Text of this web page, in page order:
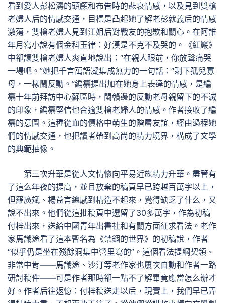
看到愛人彭松濤的頭顱和布告時的悲哀情感，以及見到雙槍
老婦人后的情感交通，目標是凸起她了解老彭就義后的情感
激蕩，雙槍老婦人見到江姐后對戰友的抱歉和關心。在阿誰
年月寫小說有個金科玉律：好漢是不克不及哭的。《紅巖》
中卻讓雙槍老婦人爽直地說出：“在親人眼前，你放聲痛哭
一場吧。”她把千言萬語凝集成無力的一句話：“剩下孤兒寡
母，一樣鬧反動。”編纂提出加在她身上表達的情感，是編
纂十年前拜訪中心蘇區時，閩贛邊的反動老母親留下的不滅
的印象，編纂堅信也合適雙槍老婦人的情感。作者接收了編
纂的意圖。這種從血的價格中萌生的階層友誼，經由過程她
們的情感交通，也把讀者帶到高尚的精力境界，構成了文學
的典範抽像。
第三次升華是從人文情懷向平易近族精力升華。盡管有
了這么年夜的提高，並且放棄的稿頁早已跨越百萬字以上，
但羅廣斌、楊益言總感到構造不起來，覺得缺乏了什么，又
說不出來。他們從這批稿頁中選留了30多萬字，作為初稿
付梓出來，送給中國青年出書社和有關方面征求看法。老作
家馬識途看了這本暫名為《禁錮的世界》的初稿說，作者
“似乎仍是坐在殘餘洞集中營里寫的”。這個看法提綱契領、
非常中肯——馬識途、沙汀等老作家也屢次自動和作者一路
研討稿件——可是作者那時卻一點不了解畢竟應當怎么辦才
好。作者后往返憶：付梓稿送走以后，現實上，我們早已弄